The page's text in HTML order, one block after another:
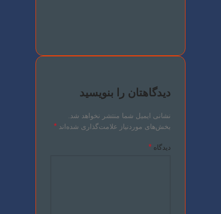
دیدگاهتان را بنویسید
نشانی ایمیل شما منتشر نخواهد شد.
بخش‌های موردنیاز علامت‌گذاری شده‌اند *
دیدگاه *